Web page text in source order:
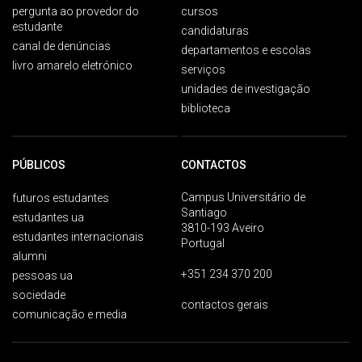
pergunta ao provedor do
estudante
canal de denúncias
livro amarelo eletrónico
cursos
candidaturas
departamentos e escolas
serviços
unidades de investigação
biblioteca
PÚBLICOS
futuros estudantes
estudantes ua
estudantes internacionais
alumni
pessoas ua
sociedade
comunicação e media
CONTACTOS
Campus Universitário de
Santiago
3810-193 Aveiro
Portugal
+351 234 370 200
contactos gerais